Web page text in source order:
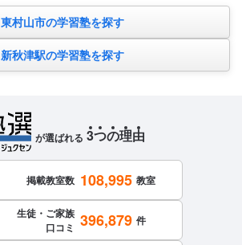
東村山市の学習塾を探す
新秋津駅の学習塾を探す
が選ばれる 3つの理由
掲載教室数 108,995 教室
生徒・ご家族
口コミ 396,879 件